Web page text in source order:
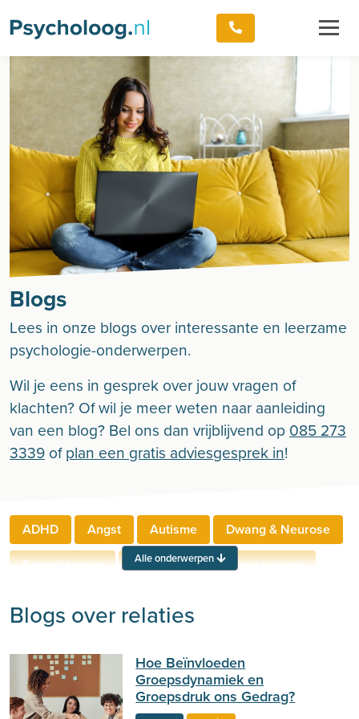
Blogs
Lees in onze blogs over interessante en leerzame
psychologie-onderwerpen.
Wil je eens in gesprek over jouw vragen of
klachten? Of wil je meer weten naar aanleiding
van een blog? Bel ons dan vrijblijvend op 085 273
3339 ofplan een gratis adviesgesprek in!
ADHD Angst Autisme
Dwang & Neurose
Eetproblemen
Relaties
Werkgerelateerd
Neuropsychologie
Verslaving
Persoonlijkheid
Sport Hechting
Welzijn
Alle onderwerpen
Blogs over relaties
Hoe Beïnvloeden
Groepsdynamiek en
Groepsdruk ons Gedrag?